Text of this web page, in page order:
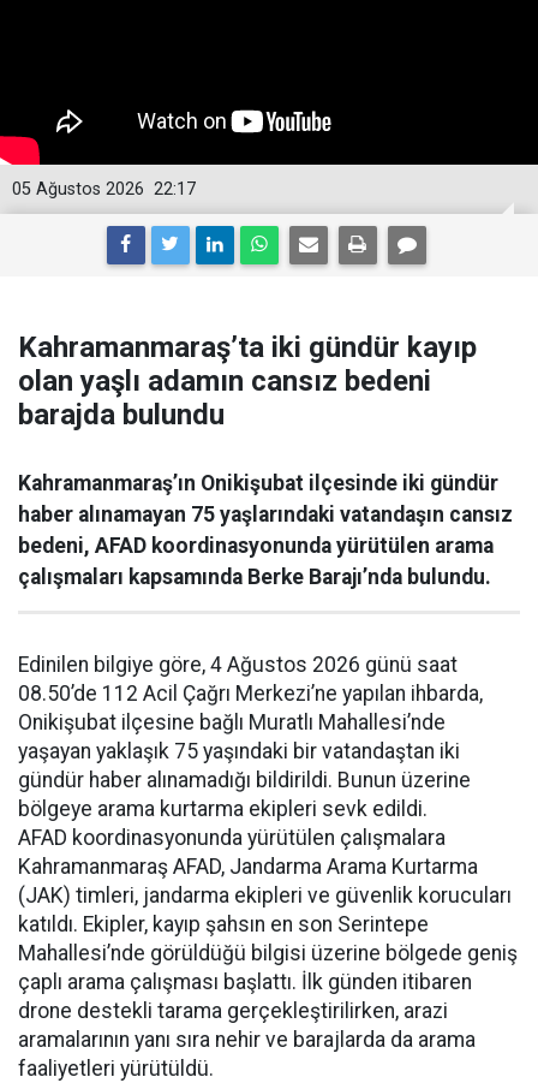
22:17
05 Ağustos 2026
Kahramanmaraş’ta iki gündür kayıp
olan yaşlı adamın cansız bedeni
barajda bulundu
Kahramanmaraş’ın Onikişubat ilçesinde iki gündür
haber alınamayan 75 yaşlarındaki vatandaşın cansız
bedeni, AFAD koordinasyonunda yürütülen arama
çalışmaları kapsamında Berke Barajı’nda bulundu.
Edinilen bilgiye göre, 4 Ağustos 2026 günü saat
08.50’de 112 Acil Çağrı Merkezi’ne yapılan ihbarda,
Onikişubat ilçesine bağlı Muratlı Mahallesi’nde
yaşayan yaklaşık 75 yaşındaki bir vatandaştan iki
gündür haber alınamadığı bildirildi. Bunun üzerine
bölgeye arama kurtarma ekipleri sevk edildi.
AFAD koordinasyonunda yürütülen çalışmalara
Kahramanmaraş AFAD, Jandarma Arama Kurtarma
(JAK) timleri, jandarma ekipleri ve güvenlik korucuları
katıldı. Ekipler, kayıp şahsın en son Serintepe
Mahallesi’nde görüldüğü bilgisi üzerine bölgede geniş
çaplı arama çalışması başlattı. İlk günden itibaren
drone destekli tarama gerçekleştirilirken, arazi
aramalarının yanı sıra nehir ve barajlarda da arama
faaliyetleri yürütüldü.